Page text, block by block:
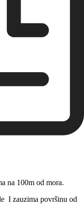
na 100m od mora.
I zauzima površinu od